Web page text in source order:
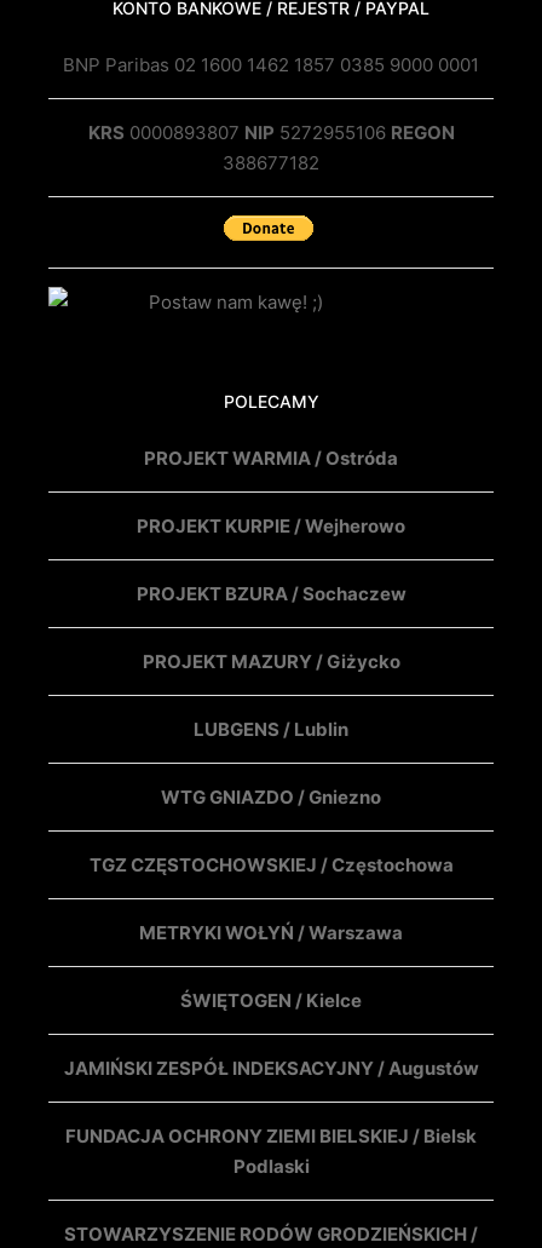
KONTO BANKOWE / REJESTR / PAYPAL
BNP Paribas 02 1600 1462 1857 0385 9000 0001
KRS 0000893807 NIP 5272955106 REGON
388677182
POLECAMY
PROJEKT WARMIA / Ostróda
PROJEKT KURPIE / Wejherowo
PROJEKT BZURA / Sochaczew
PROJEKT MAZURY / Giżycko
LUBGENS / Lublin
WTG GNIAZDO / Gniezno
TGZ CZĘSTOCHOWSKIEJ / Częstochowa
METRYKI WOŁYŃ / Warszawa
ŚWIĘTOGEN / Kielce
JAMIŃSKI ZESPÓŁ INDEKSACYJNY / Augustów
FUNDACJA OCHRONY ZIEMI BIELSKIEJ / Bielsk
Podlaski
STOWARZYSZENIE RODÓW GRODZIEŃSKICH /